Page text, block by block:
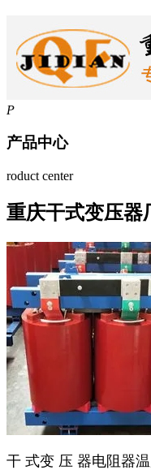
P
产品中心
roduct center
重庆干式变压器
干 式变 压 器电阻器温